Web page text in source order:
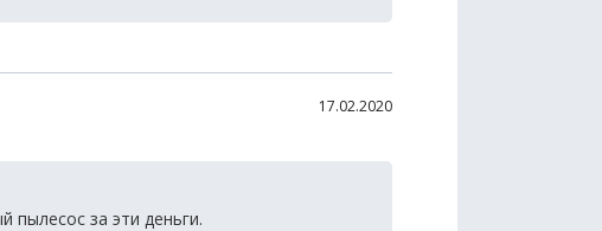
17.02.2020
пылесос за эти деньги.